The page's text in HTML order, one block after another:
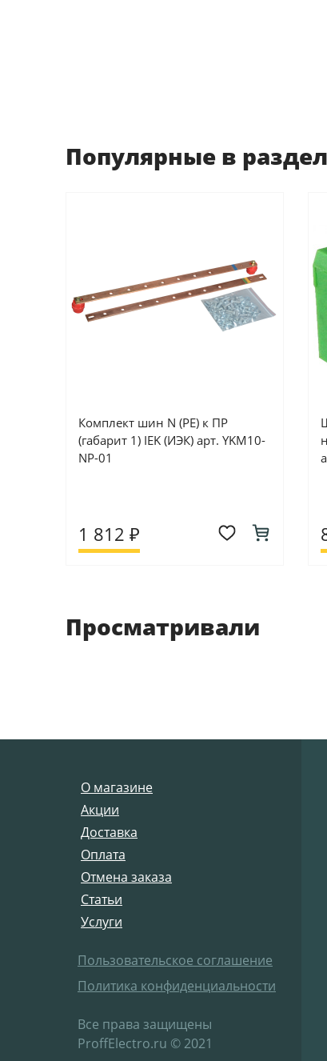
Популярные в
Комплект шин N (PE) к ПР
(габарит 1) IEK (ИЭК) арт. YKM10-
NP-01
1 812 ₽
Просматривали
О магазине
Акции
Доставка
Оплата
Отмена заказа
Статьи
Услуги
Пользовательское соглашение
Политика конфиденциальности
Все права защищены
ProffElectro.ru © 2021